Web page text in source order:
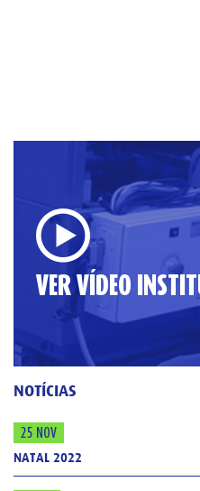
VER VÍDEO
NOTÍCIAS
25 NOV
NATAL 2022